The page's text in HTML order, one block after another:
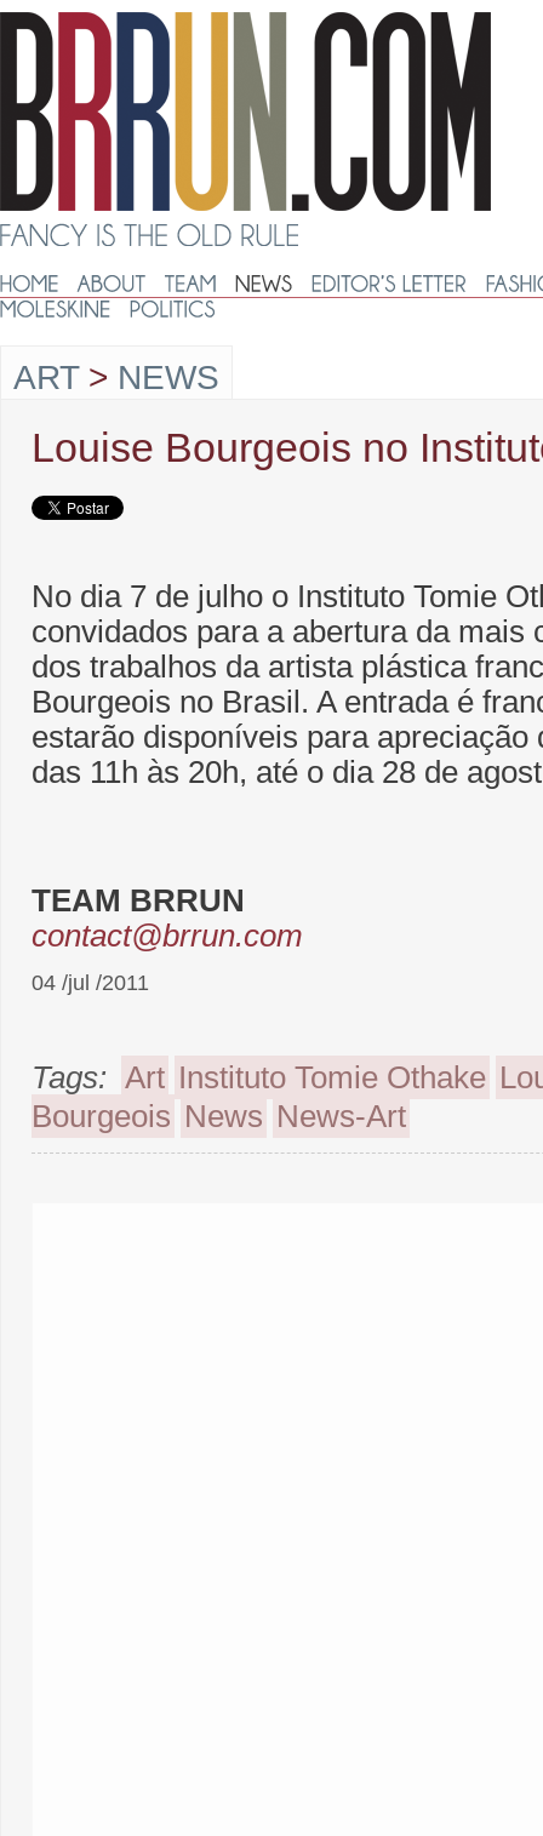
ART> NEWS
Louise Bourgeois no
No dia 7 de julho o Instituto Tomie
convidados para a abertura da mais
dos trabalhos da artista plástica
Bourgeois no Brasil. A entrada é
estarão disponíveis para apreciação
das 11h às 20h, até o dia 28 de
TEAM BRRUN
contact@brrun.com
04 /jul /2011
Tags: Art Instituto Tomie Othake
Bourgeois News News-Art